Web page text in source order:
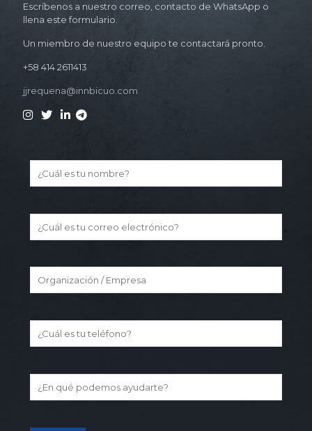
Escríbenos a nuestro correo, contacto de WhatsApp o
llena este formulario.
Un miembro de nuestro equipo te contactará pronto.
+58 414 2611413
jjrequena@innbicuo.com